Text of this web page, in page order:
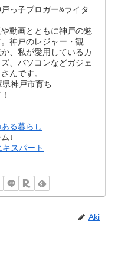
っ子ブロガー&ライタ
動画とともに神戸の魅
神戸のレジャー・観
、私が愛用しているカ
、パソコンなどガジェ
んです。
神戸市育ち
る暮らし
↓
スパート
Aki